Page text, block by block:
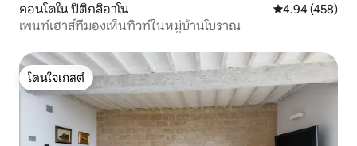
คอนโดใน ปิติกลิอาโน คะแนนเฉลี่ย
4.94 (458)
เพนท์เฮาส์ที่มองเห็นทิวท์ในหมู่บ้านโบราณ
โดนใจเกสต์
โดนใจเกสต์